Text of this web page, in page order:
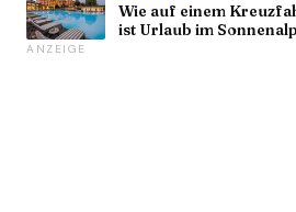
Wie auf einem
ist Urlaub im
ANZEIGE